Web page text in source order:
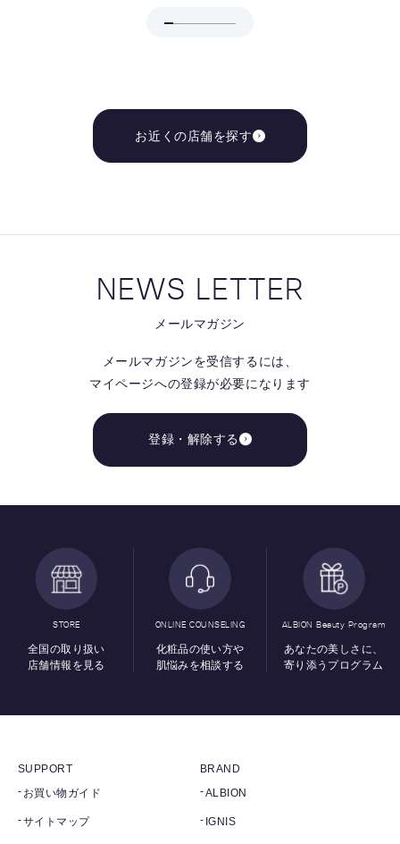
お近くの店舗を探す
NEWS LETTER
メールマガジン
メールマガジンを受信するには、
マイページへの登録が必要になります
登録・解除する
STORE
全国の取り扱い
店舗情報を見る
ONLINE COUNSELING
化粧品の使い方や
肌悩みを相談する
ALBION Beauty Program
あなたの美しさに、
寄り添うプログラム
SUPPORT
お買い物ガイド
サイトマップ
BRAND
ALBION
IGNIS